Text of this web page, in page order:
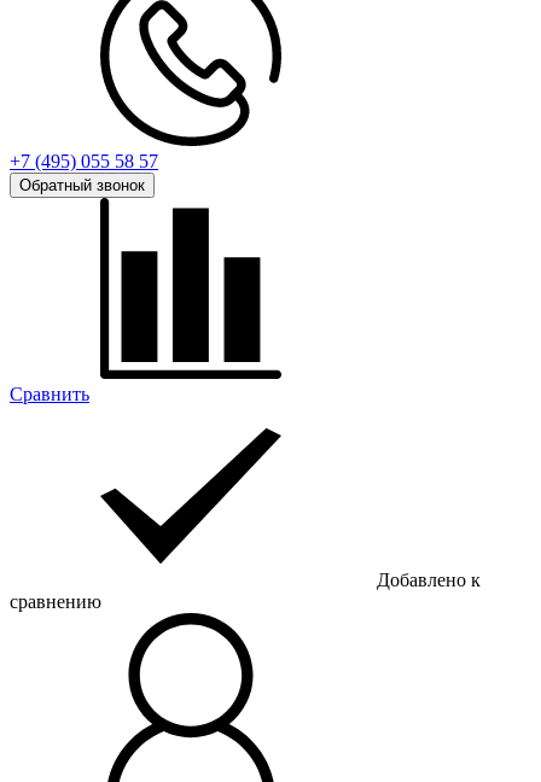
+7 (495) 055 58 57
Обратный звонок
Сравнить
Добавлено к
сравнению